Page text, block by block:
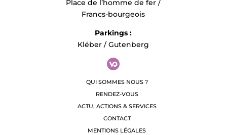
Place de l’homme de fer /
Francs-bourgeois
Parkings :
Kléber / Gutenberg
QUI SOMMES NOUS ?
RENDEZ-VOUS
ACTU, ACTIONS & SERVICES
CONTACT
MENTIONS LÉGALES